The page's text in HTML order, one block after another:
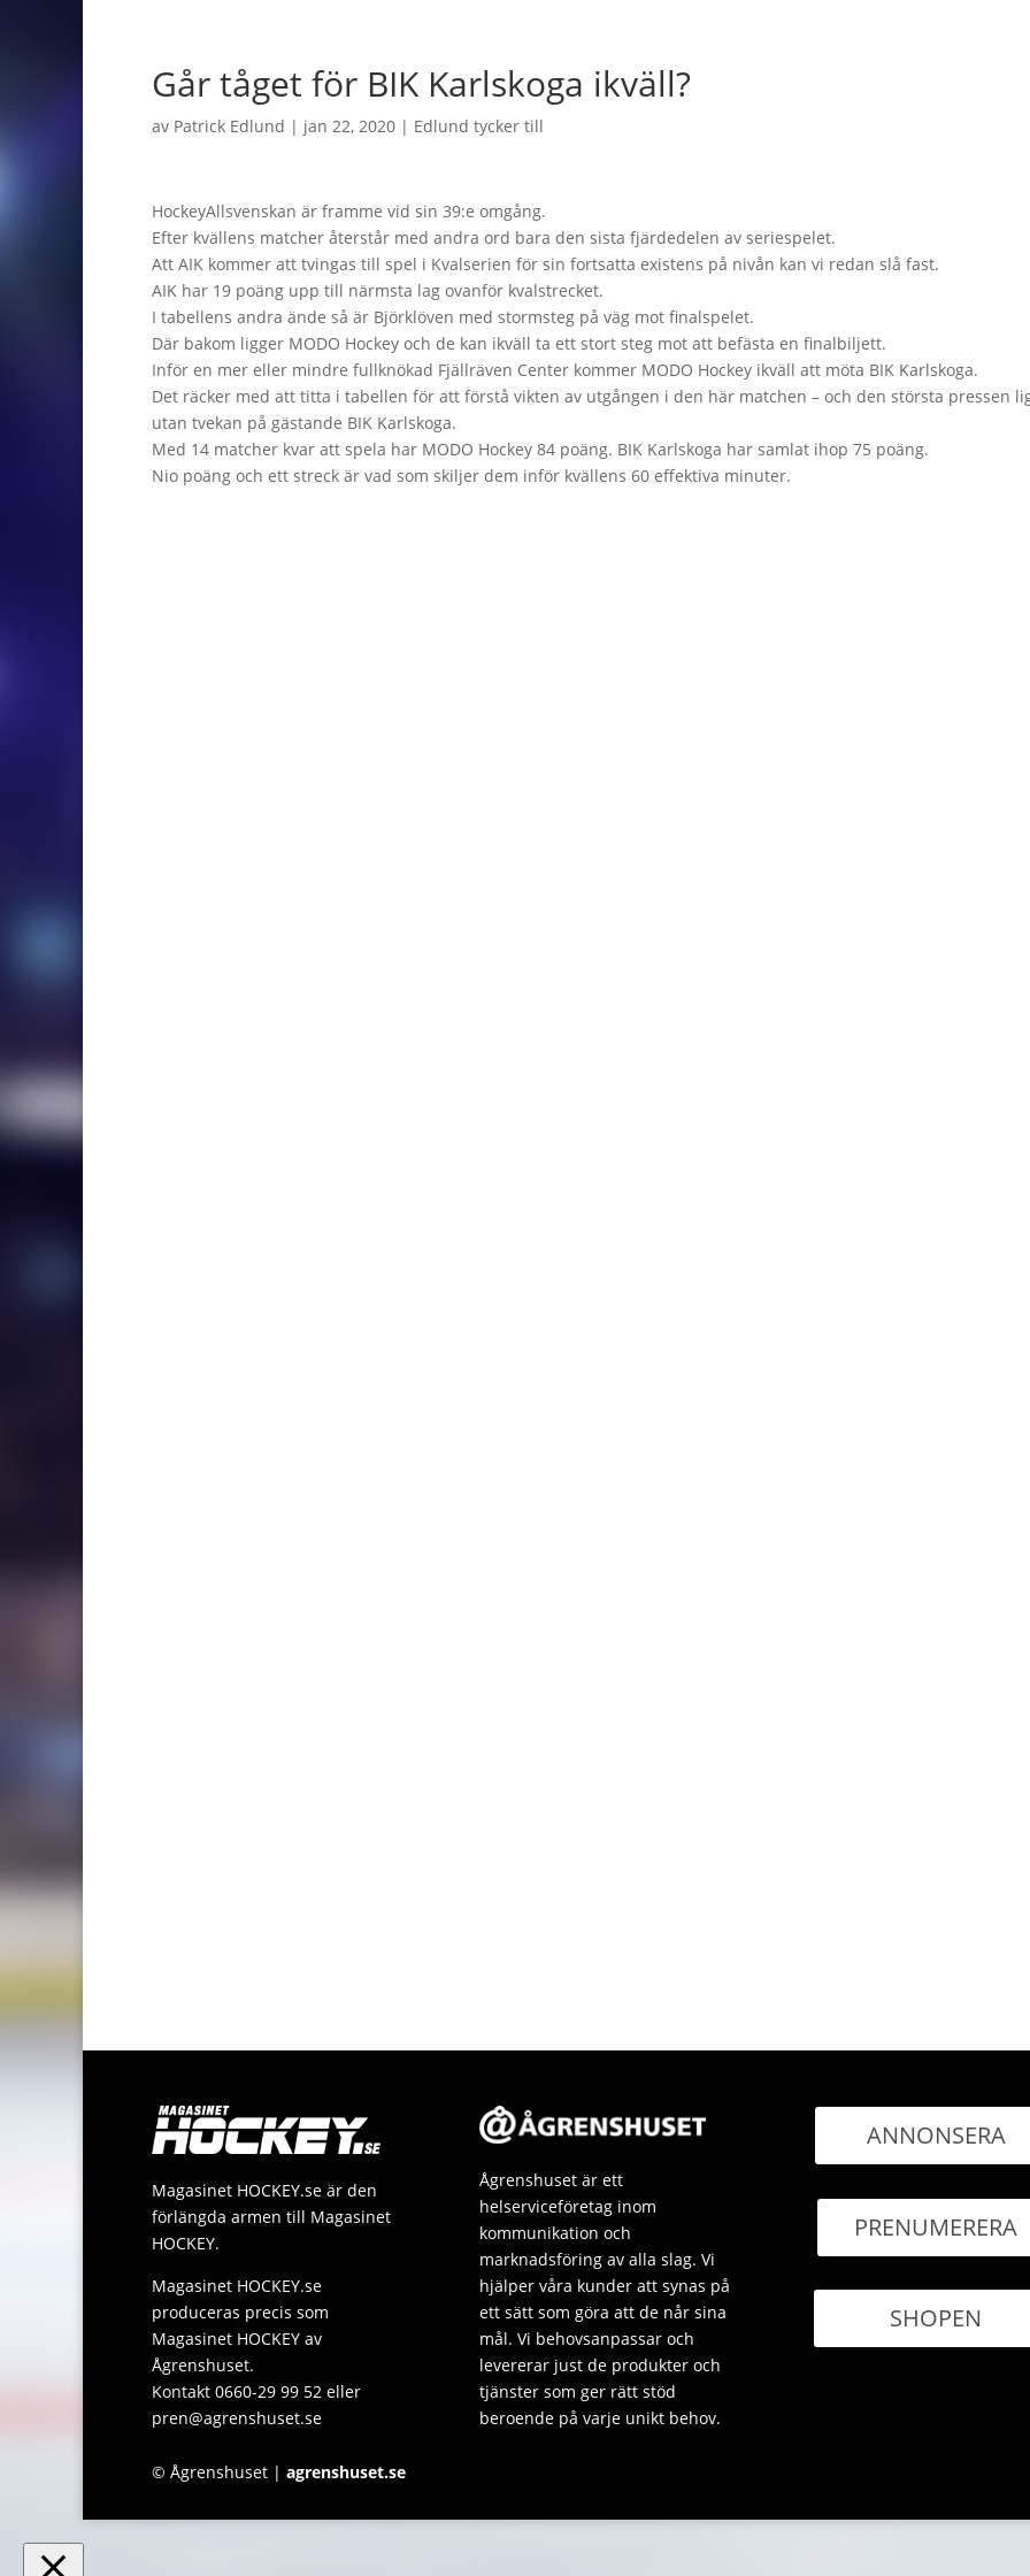
Går tåget för BIK Karlskoga ikväll?
av Patrick Edlund | jan 22, 2020 | Edlund tycker till
HockeyAllsvenskan är framme vid sin 39:e omgång.
Efter kvällens matcher återstår med andra ord bara den sista fjärdedelen av seriespelet.
Att AIK kommer att tvingas till spel i Kvalserien för sin fortsatta existens på nivån kan vi redan slå fast.
AIK har 19 poäng upp till närmsta lag ovanför kvalstrecket.
I tabellens andra ände så är Björklöven med stormsteg på väg mot finalspelet.
Där bakom ligger MODO Hockey och de kan ikväll ta ett stort steg mot att befästa en finalbiljett.
Inför en mer eller mindre fullknökad Fjällräven Center kommer MODO Hockey ikväll att möta BIK Karlskoga.
Det räcker med att titta i tabellen för att förstå vikten av utgången i den här matchen – och den största pressen
utan tvekan på gästande BIK Karlskoga.
Med 14 matcher kvar att spela har MODO Hockey 84 poäng. BIK Karlskoga har samlat ihop 75 poäng.
Nio poäng och ett streck är vad som skiljer dem inför kvällens 60 effektiva minuter.
Magasinet HOCKEY.se är den
förlängda armen till Magasinet
HOCKEY.
Magasinet HOCKEY.se
produceras precis som
Magasinet HOCKEY av
Ågrenshuset.
Kontakt 0660-29 99 52 eller
pren@agrenshuset.se
Ågrenshuset är ett
helserviceföretag inom
kommunikation och
marknadsföring av alla slag. Vi
hjälper våra kunder att synas på
ett sätt som göra att de når sina
mål. Vi behovsanpassar och
levererar just de produkter och
tjänster som ger rätt stöd
beroende på varje unikt behov.
ANNONSERA
PRENUMERERA
SHOPEN
© Ågrenshuset | agrenshuset.se